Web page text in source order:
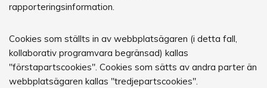
rapporteringsinformation.
Cookies som ställts in av webbplatsägaren (i detta fall,
kollaborativ programvara begränsad) kallas
"förstapartscookies". Cookies som sätts av andra parter än
webbplatsägaren kallas "tredjepartscookies".